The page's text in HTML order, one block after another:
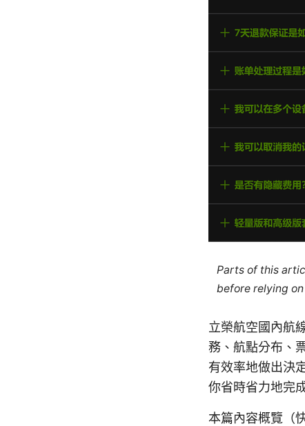
Parts of this
before relying
立榮航空國內航
務、航點分布、
有效率地做出決
你省時省力地完
本篇內容概覽（